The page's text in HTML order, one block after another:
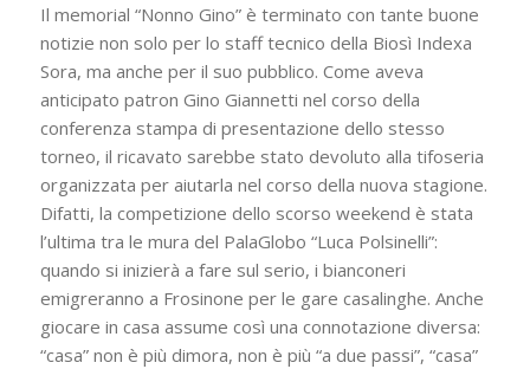
Il memorial “Nonno Gino” è terminato con tante buone
notizie non solo per lo staff tecnico della Biosì Indexa
Sora, ma anche per il suo pubblico. Come aveva
anticipato patron Gino Giannetti nel corso della
conferenza stampa di presentazione dello stesso
torneo, il ricavato sarebbe stato devoluto alla tifoseria
organizzata per aiutarla nel corso della nuova stagione.
Difatti, la competizione dello scorso weekend è stata
l’ultima tra le mura del PalaGlobo “Luca Polsinelli”:
quando si inizierà a fare sul serio, i bianconeri
emigreranno a Frosinone per le gare casalinghe. Anche
giocare in casa assume così una connotazione diversa:
“casa” non è più dimora, non è più “a due passi”, “casa”